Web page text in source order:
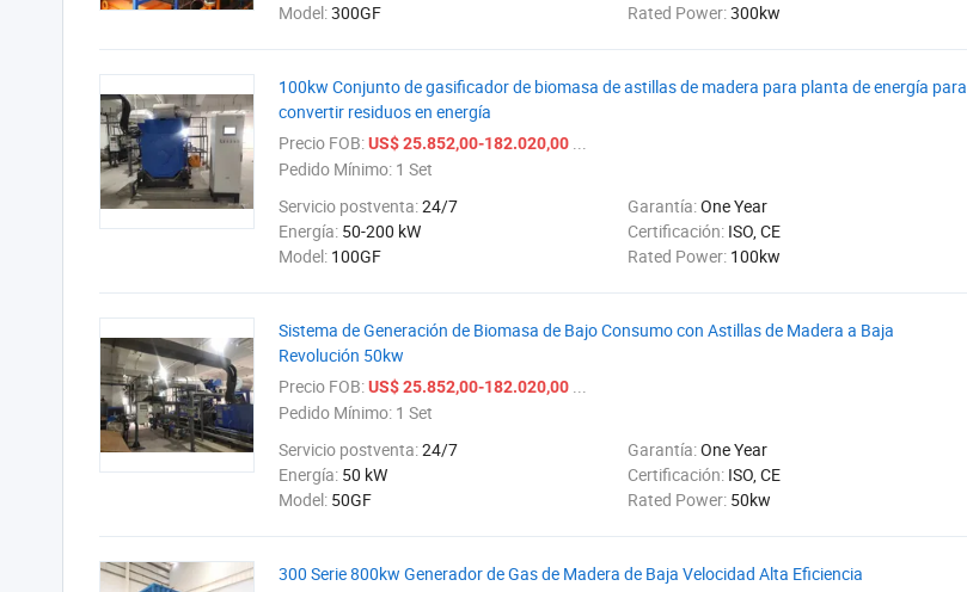
Model:300GF Rated Power:300kw
100kw Conjunto de gasificador de biomasa de astillas de madera para planta de energía para
convertir residuos en energía
Precio FOB:US$ 25.852,00-182.020,00 ...
Pedido Mínimo: 1 Set
Servicio postventa:24/7 Garantía:One Year
Energía: 50-200 kW Certificación: ISO, CE
Model: 100GF Rated Power: 100kw
Sistema de Generación de Biomasa de Bajo Consumo con Astillas de Madera a Baja
Revolución 50kw
Precio FOB:US$ 25.852,00-182.020,00 ...
Pedido Mínimo: 1 Set
Servicio postventa:24/7 Garantía:One Year
Energía: 50 kW Certificación: ISO, CE
Model: 50GF Rated Power: 50kw
300 Serie 800kw Generador de Gas de Madera de Baja Velocidad Alta Eficiencia